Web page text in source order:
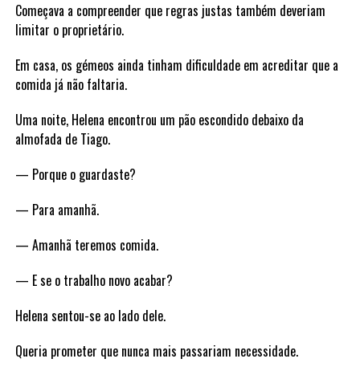
Começava a compreender que regras justas também deveriam
limitar o proprietário.
Em casa, os gémeos ainda tinham dificuldade em acreditar que a
comida já não faltaria.
Uma noite, Helena encontrou um pão escondido debaixo da
almofada de Tiago.
— Porque o guardaste?
— Para amanhã.
— Amanhã teremos comida.
— E se o trabalho novo acabar?
Helena sentou-se ao lado dele.
Queria prometer que nunca mais passariam necessidade.